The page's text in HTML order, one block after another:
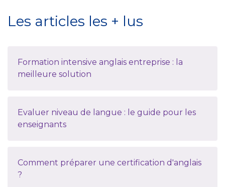
Les articles les + lus
Formation intensive anglais entreprise : la
meilleure solution
Evaluer niveau de langue : le guide pour les
enseignants
Comment préparer une certification d'anglais
?